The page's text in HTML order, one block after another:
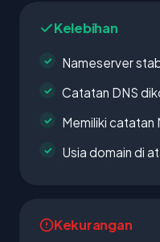
Kelebihan
Nameserver
Catatan DNS
Memiliki catatan
Usia domain di
Kekurangan